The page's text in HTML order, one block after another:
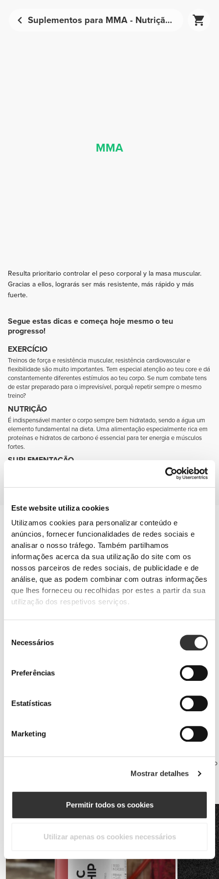
Este website utiliza cookies
Utilizamos cookies para personalizar conteúdo e
anúncios, fornecer funcionalidades de redes sociais e
analisar o nosso tráfego. Também partilhamos
informações acerca da sua utilização do site com os
nossos parceiros de redes sociais, de publicidade e de
análise, que as podem combinar com outras informações
que lhes forneceu ou recolhidas por estes a partir da sua
utilização dos respetivos serviços.
Necessários
Preferências
Estatísticas
Marketing
Mostrar detalhes
Permitir todos os cookies
Utilizar apenas os cookies necessários
Suplementos para MMA - Nutrição Desportiva | Prozis
MMA
Resulta prioritario controlar el peso corporal y la masa muscular.
Gracias a ellos, lograrás ser más resistente, más rápido y más
fuerte.
Segue estas dicas e começa hoje mesmo o teu
progresso!
EXERCÍCIO
Treinos de força e resistência muscular, resistência cardiovascular e
flexibilidade são muito importantes. Tem especial atenção ao teu core e dá
constantemente diferentes estímulos ao teu corpo. Se num combate tens
de estar preparado para o imprevisível, porquê repetir sempre o mesmo
treino?
NUTRIÇÃO
É indispensável manter o corpo sempre bem hidratado, sendo a água um
elemento fundamental na dieta. Uma alimentação especialmente rica em
proteínas e hidratos de carbono é essencial para ter energia e músculos
fortes.
SUPLEMENTAÇÃO
Complementa a dieta com suplementos que te ajudem a desenvolver a
força e a massa muscular, a manter a mente desperta e que protejam as
tuas articulações.
Prevenção de lesões
Serás mais ágil e resistente se as tuas articulações estiverem
saudáveis e protegidas, por isso, lembra-te destes dois nomes:
glucosamina e condroitina.
Recupera para o treino seguinte, tirando o máximo partido do período
de sono, tomando um batido de caseína antes de deitar.
necessidades vitamínicas.